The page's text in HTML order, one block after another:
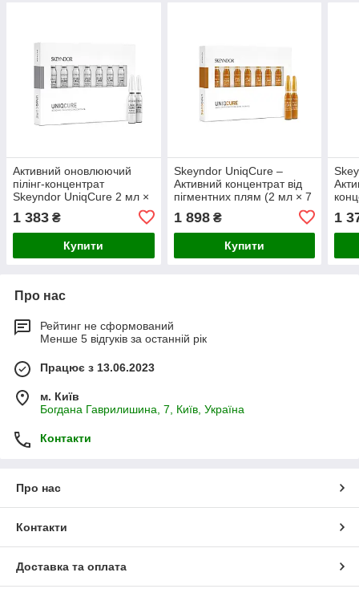
Активний оновлюючий
пілінг-концентрат
Skeyndor UniqCure 2 мл ×
1 383 ₴
Купити
Skeyndor UniqCure –
Активний концентрат від
пігментних плям (2 мл × 7
1 898₴
Купити
1
Про нас
Рейтинг не сформований
Менше 5 відгуків за останній рік
Працює з 13.06.2023
м. Київ
Богдана Гаврилишина, 7, Київ, Україна
Контакти
Про нас
Контакти
Доставка та оплата